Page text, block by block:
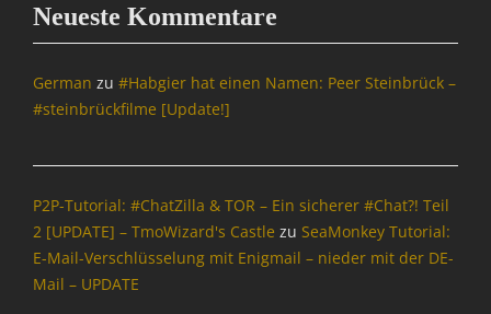
N
a
r
c
t
e
n
&
Neueste Kommentare
German zu #Habgier hat einen Namen: Peer Steinbrück –
#steinbrückfilme [Update!]
P2P-Tutorial: #ChatZilla & TOR – Ein sicherer #Chat?! Teil
2 [UPDATE] – TmoWizard's Castle zu SeaMonkey Tutorial:
E-Mail-Verschlüsselung mit Enigmail – nieder mit der DE-
Mail – UPDATE